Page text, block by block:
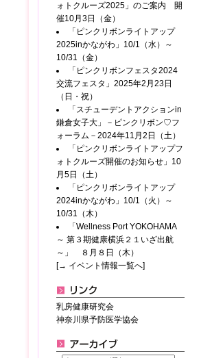
ォトクルーズ2025」のご案内 開
催10月3日（金）
「ピンクリボンライトアップ
2025inかながわ」10/1（水）～
10/31（金）
「ピンクリボンフェスタ2024
交流フェスタ」2025年2月23日
（日・祝）
「スチューデントアクションin
鎌倉女子大」－ピンクリボン♡フ
ォーラム－2024年11月2日（土）
「ピンクリボンライトアップフ
ォトクルーズ開催のお知らせ」10
月5日（土）
「ピンクリボンライトアップ
2024inかながわ」10/1（火）～
10/31（木）
「Wellness Port YOKOHAMA
～ 第３期健康横浜２１いざ出航
～」 ８月８日（木）
[→ イベント情報一覧へ]
乳房健康研究会
神奈川県予防医学協会